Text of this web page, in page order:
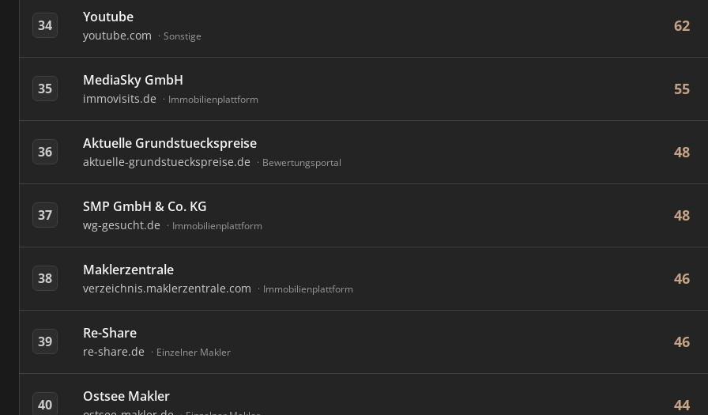
34 Youtube
youtube.com Sonstige
62
35 MediaSky GmbH
immovisits.de Immobilienplattform
55
36 Aktuelle Grundstueckspreise
aktuelle-grundstueckspreise.de Bewertungsportal
48
37 SMP GmbH & Co. KG
wg-gesucht.de Immobilienplattform
48
38 Maklerzentrale
verzeichnis.maklerzentrale.com Immobilienplattform
46
39 Re-Share
re-share.de Einzelner Makler
46
40 Ostsee Makler 44